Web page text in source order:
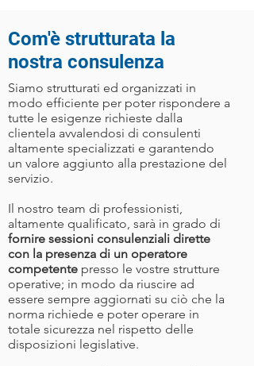
Com'è strutturata la
nostra consulenza
Siamo strutturati ed organizzati in
modo efficiente per poter rispondere a
tutte le esigenze richieste dalla
clientela avvalendosi di consulenti
altamente specializzati e garantendo
un valore aggiunto alla prestazione del
servizio.
Il nostro team di professionisti,
altamente qualificato, sarà in grado di
fornire sessioni consulenziali dirette
con la presenza di un operatore
competente presso le vostre strutture
operative; in modo da riuscire ad
essere sempre aggiornati su ciò che la
norma richiede e poter operare in
totale sicurezza nel rispetto delle
disposizioni legislative.